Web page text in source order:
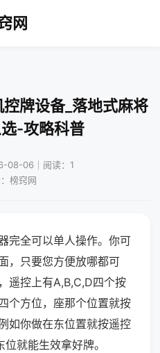
网
牌设备_落地式麻将
-攻略科普
08-06｜阅读：1
榜窍网
完全可以单人操作。你可
，只要您方便放哪都可
遥控上有A,B,C,D四个按
个方位，座那个位置就按
如你做在东位置就按遥控
就能生效拿好牌。